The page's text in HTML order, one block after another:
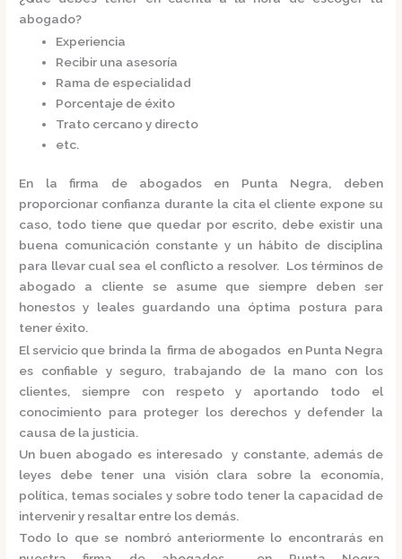
abogado?
Experiencia
Recibir una asesoría
Rama de especialidad
Porcentaje de éxito
Trato cercano y directo
etc.
En lafirma de abogados en Punta Negra, deben
proporcionar confianza durante la cita el cliente expone su
caso, todo tiene que quedar por escrito, debe existir una
buena comunicación constante y un hábito de disciplina
para llevar cual sea el conflicto a resolver. Los términos de
abogado a cliente se asume que siempre deben ser
honestos y leales guardando una óptima postura para
tener éxito.
El servicio que brinda la firma de abogados en Punta Negra
es confiable y seguro, trabajando de la mano con los
clientes, siempre con respeto y aportando todo el
conocimiento para proteger los derechos y defender la
causa de la justicia.
Un buen abogado es interesado y constante, además de
leyes debe tener una visión clara sobre la economía,
política, temas sociales y sobre todo tener la capacidad de
intervenir y resaltar entre los demás.
Todo lo que se nombró anteriormente lo encontrarás en